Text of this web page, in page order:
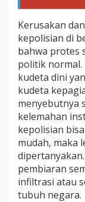
Kerusakan
kepolisian di
bahwa protes
politik normal.
kudeta dini
kudeta
menyebutnya
kelemahan
kepolisian
mudah, maka
pembiaran
infiltrasi atau
tubuh negara.